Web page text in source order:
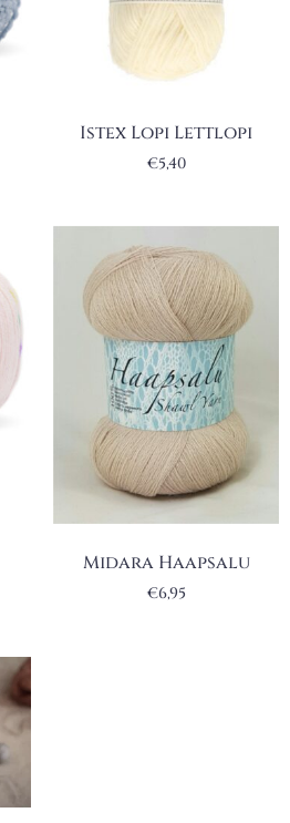
Istex Lopi Lettlopi
€5,40
Midara Haapsalu
€6,95